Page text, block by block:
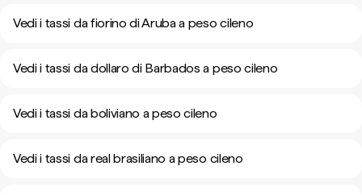
Vedi i tassi da fiorino di Aruba a peso cileno
Vedi i tassi da dollaro di Barbados a peso cileno
Vedi i tassi da boliviano a peso cileno
Vedi i tassi da real brasiliano a peso cileno